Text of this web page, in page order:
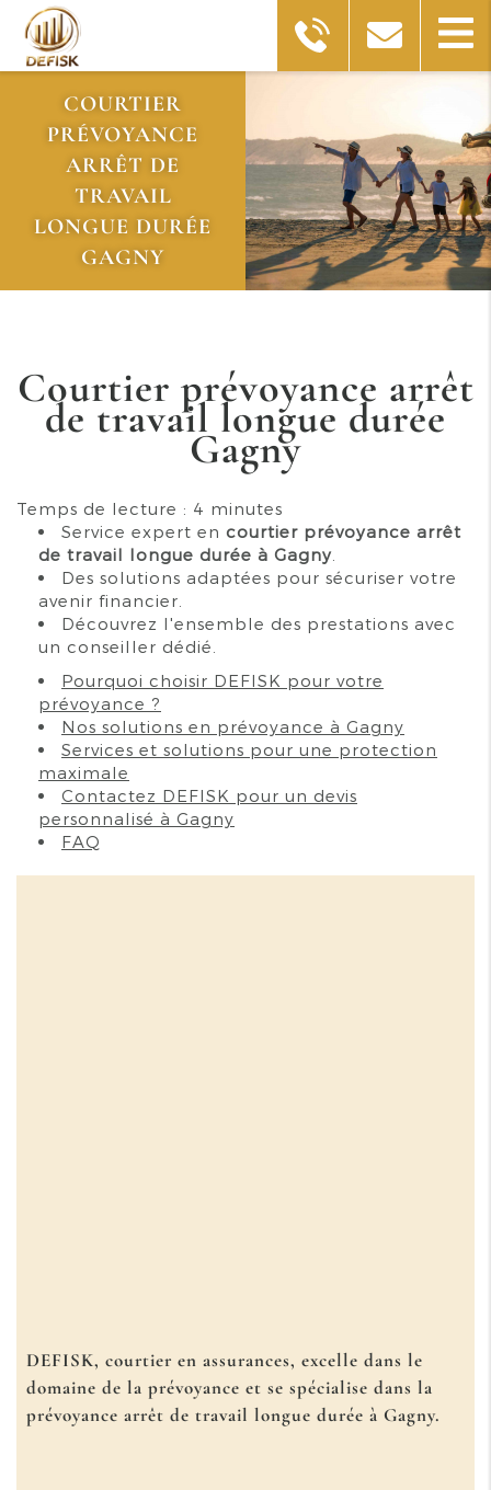
COURTIER
PRÉVOYANCE
ARRÊT DE
TRAVAIL
LONGUE DURÉE
GAGNY
Courtier prévoyance arrêt
de travail longue durée
Gagny
Temps de lecture : 4 minutes
Service expert en courtier prévoyance arrêt
de travail longue durée à Gagny
Des solutions adaptées pour sécuriser votre
avenir financier.
Découvrez l'ensemble des prestations avec
un conseiller dédié.
Pourquoi choisir DEFISK pour votre
prévoyance ?
Nos solutions en prévoyance à Gagny
Services et solutions pour une protection
maximale
Contactez DEFISK pour un devis
personnalisé à Gagny
FAQ
DEFISK, courtier en assurances, excelle dans le
domaine de la prévoyance et se spécialise dans la
prévoyance arrêt de travail longue durée à Gagny.